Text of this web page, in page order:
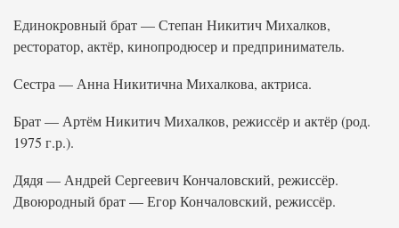
Единокровный брат — Степан Никитич Михалков,
ресторатор, актёр, кинопродюсер и предприниматель.
Сестра — Анна Никитична Михалкова, актриса.
Брат — Артём Никитич Михалков, режиссёр и актёр (род.
1975 г.р.).
Дядя — Андрей Сергеевич Кончаловский, режиссёр.
Двоюродный брат — Егор Кончаловский, режиссёр.